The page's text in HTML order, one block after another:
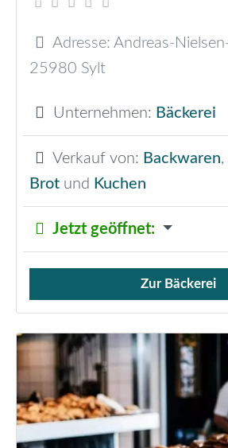
Adresse: Andreas-
25980 Sylt
Unternehmen: Bäckerei
Verkauf von: Backwaren,
Brot und Kuchen
Jetzt geöffnet:
Verkauf von Brötchen,
Zur Bäckerei